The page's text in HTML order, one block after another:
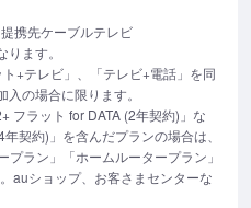
携先ケーブルテレビ
ます。
ト+テレビ」、「テレビ+電話」を同
の場合に限ります。
フラット for DATA (2年契約)」な
契約)」を含んだプランの場合は、
ラン」「ホームルータープラン」
auショップ、お客さまセンターな